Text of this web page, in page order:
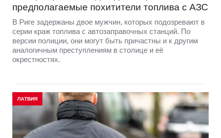
предполагаемые похитители топлива с АЗС
В Риге задержаны двое мужчин, которых подозревают в
серии краж топлива с автозаправочных станций. По
версии полиции, они могут быть причастны и к другим
аналогичным преступлениям в столице и её
окрестностях.
ЛАТВИЯ